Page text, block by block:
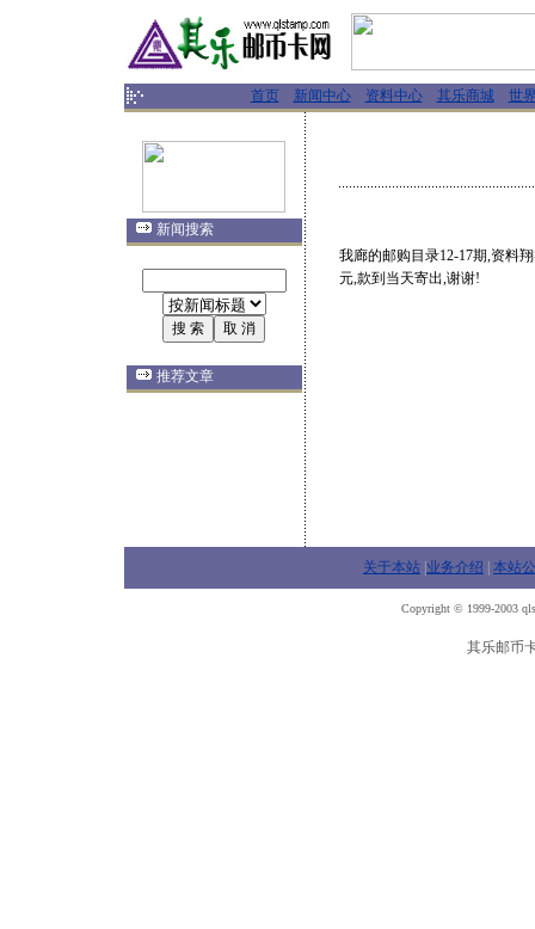
首页 新闻中心 资料中心 其乐商城 世
新闻搜索
推荐文章
我廊的邮购目录12-17期,资料
元,款到当天寄出,谢谢!
关于本站 业务介绍 本站
Copyright © 1999-2003
其乐邮币